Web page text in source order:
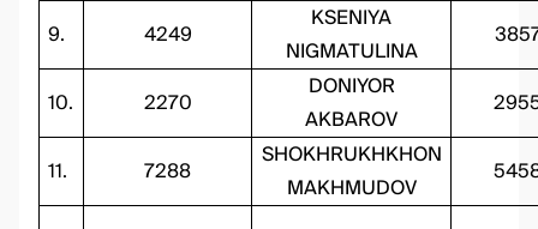
9. 4249
KSENIYA
NIGMATULINA
10. 2270
DONIYOR
AKBAROV
11. 7288
SHOKHRUKHKHON
MAKHMUDOV